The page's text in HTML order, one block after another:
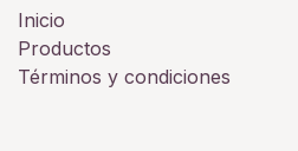
Inicio
Productos
Términos y condiciones